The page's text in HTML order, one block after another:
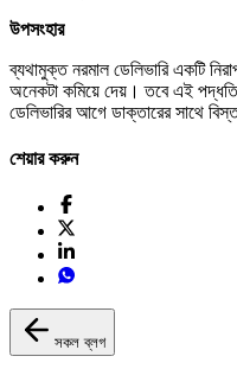
উপসংহার
ব্যথামুক্ত নরমাল ডেলিভারি একটি
অনেকটা কমিয়ে দেয়। তবে এই
ডেলিভারির আগে ডাক্তারের সাথে
শেয়ার করুন
সকল ব্লগ